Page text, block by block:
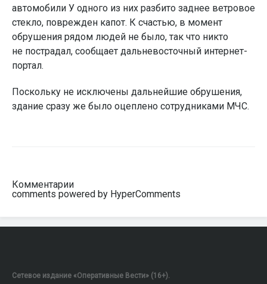
автомобили У одного из них разбито заднее ветровое
стекло, поврежден капот. К счастью, в момент
обрушения рядом людей не было, так что никто
не пострадал, сообщает дальневосточный интернет-
портал.
Поскольку не исключены дальнейшие обрушения,
здание сразу же было оцеплено сотрудниками МЧС.
Комментарии
comments powered by HyperComments
Сетевое издание «Оперативные Вести» (16+).